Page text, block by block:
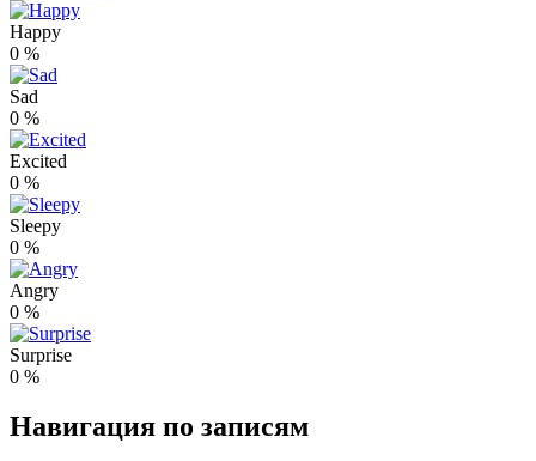
Happy
0 %
Sad
0 %
Excited
0 %
Sleepy
0 %
Angry
0 %
Surprise
0 %
Навигация по записям